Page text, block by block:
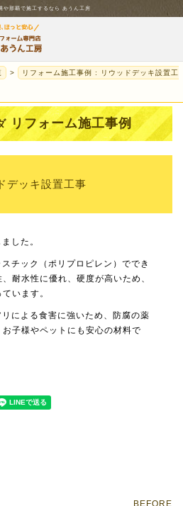
や那覇で施工するなら あうん工房
リフォーム施工事例 : リウッドデッキ設置工
リフォーム施工事例
デッキ設置工事
した。
チック（ポリプロピレン）ででき
耐水性に優れ、硬度が高いため、
います。
による食害に強いため、防腐の薬
子様やペットにも安心の材料で